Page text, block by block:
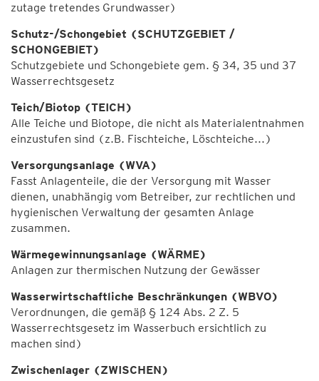
zutage tretendes Grundwasser)
Schutz-/Schongebiet (SCHUTZGEBIET /
SCHONGEBIET)
Schutzgebiete und Schongebiete gem. § 34, 35 und 37
Wasserrechtsgesetz
Teich/Biotop (TEICH)
Alle Teiche und Biotope, die nicht als Materialentnahmen
einzustufen sind (z.B. Fischteiche, Löschteiche...)
Versorgungsanlage (WVA)
Fasst Anlagenteile, die der Versorgung mit Wasser
dienen, unabhängig vom Betreiber, zur rechtlichen und
hygienischen Verwaltung der gesamten Anlage
zusammen.
Wärmegewinnungsanlage (WÄRME)
Anlagen zur thermischen Nutzung der Gewässer
Wasserwirtschaftliche Beschränkungen (WBVO)
Verordnungen, die gemäß § 124 Abs. 2 Z. 5
Wasserrechtsgesetz im Wasserbuch ersichtlich zu
machen sind)
Zwischenlager (ZWISCHEN)